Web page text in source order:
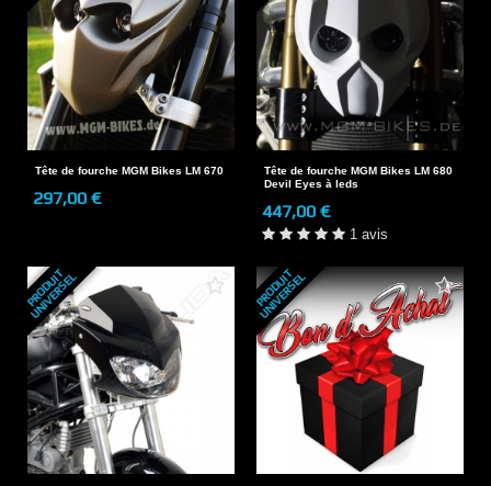
Tête de fourche MGM Bikes LM 670
297,00 €
Tête de fourche MGM Bikes LM 680
Devil Eyes à leds
447,00 €
1 avis
P
R
O
D
U
I
T
U
N
I
V
E
R
S
E
L P
R
O
D
U
I
T
U
N
I
V
E
R
S
E
L